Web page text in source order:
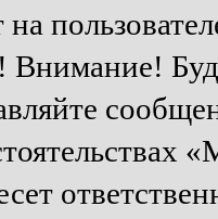
Внимание!